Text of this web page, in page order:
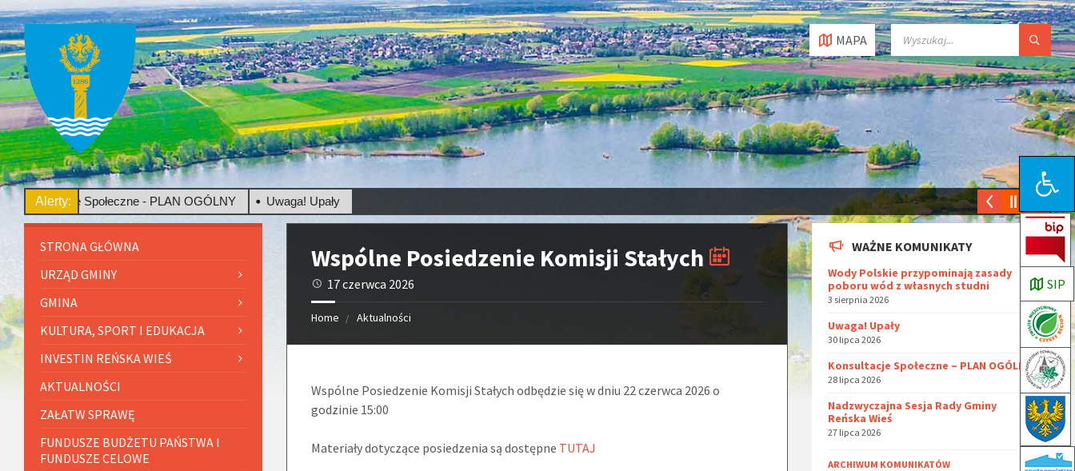
Open toolbar
SIP
MAPA
Alerty:
Społeczne - PLAN OGÓLNY Uwaga! Upały
Wspólne Posiedzenie Komisji Stałych
17 czerwca 2026
Home Aktualności
Wspólne Posiedzenie Komisji Stałych odbędzie się w dniu 22 czerwca 2026 o
godzinie 15:00
Materiały dotyczące posiedzenia są dostępne TUTAJ
STRONA GŁÓWNA
URZĄD GMINY
GMINA
KULTURA, SPORT I EDUKACJA
INVESTIN REŃSKA WIEŚ
AKTUALNOŚCI
ZAŁATW SPRAWĘ
FUNDUSZE BUDŻETU PAŃSTWA I
FUNDUSZE CELOWE
WAŻNE KOMUNIKATY
Wody Polskie przypominają zasady
poboru wód z własnych studni
3 sierpnia 2026
Uwaga! Upały
30 lipca 2026
Konsultacje Społeczne – PLAN OGÓLNY
28 lipca 2026
Nadzwyczajna Sesja Rady Gminy
Reńska Wieś
27 lipca 2026
ARCHIWUM KOMUNIKATÓW